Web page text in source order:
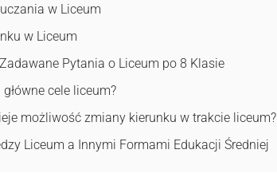
w Liceum
w Liceum
Pytania o Liceum po 8 Klasie
cele liceum?
możliwość zmiany kierunku w trakcie liceum?
Liceum a Innymi Formami Edukacji Średniej